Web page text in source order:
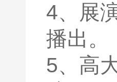
4、展
播出。
5、高